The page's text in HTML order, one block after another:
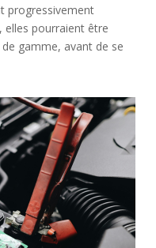
progressivement
elles pourraient être
gamme, avant de se